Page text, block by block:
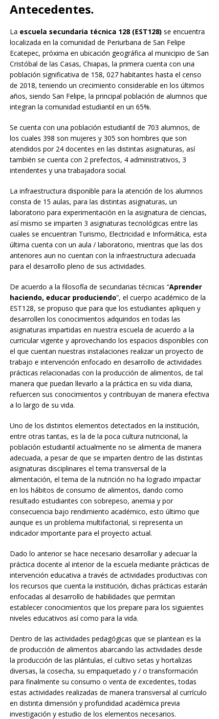
Antecedentes.
La escuela secundaria técnica 128 (EST128) se encuentra
localizada en la comunidad de Periurbana de San Felipe
Ecatepec, próxima en ubicación geográfica al municipio de San
Cristóbal de las Casas, Chiapas, la primera cuenta con una
población significativa de 158, 027 habitantes hasta el censo
de 2018, teniendo un crecimiento considerable en los últimos
años, siendo San Felipe, la principal población de alumnos que
integran la comunidad estudiantil en un 65%.
Se cuenta con una población estudiantil de 703 alumnos, de
los cuales 398 son mujeres y 305 son hombres que son
atendidos por 24 docentes en las distintas asignaturas, así
también se cuenta con 2 prefectos, 4 administrativos, 3
intendentes y una trabajadora social.
La infraestructura disponible para la atención de los alumnos
consta de 15 aulas, para las distintas asignaturas, un
laboratorio para experimentación en la asignatura de ciencias,
así mismo se imparten 3 asignaturas tecnológicas entre las
cuales se encuentran Turismo, Electricidad e Informática, esta
última cuenta con un aula / laboratorio, mientras que las dos
anteriores aun no cuentan con la infraestructura adecuada
para el desarrollo pleno de sus actividades.
De acuerdo a la filosofía de secundarias técnicas “Aprender
haciendo, educar produciendo”, el cuerpo académico de la
EST128, se propuso que para que los estudiantes apliquen y
desarrollen los conocimientos adquiridos en todas las
asignaturas impartidas en nuestra escuela de acuerdo a la
curricular vigente y aprovechando los espacios disponibles con
el que cuentan nuestras instalaciones realizar un proyecto de
trabajo e intervención enfocado en desarrollo de actividades
prácticas relacionadas con la producción de alimentos, de tal
manera que puedan llevarlo a la práctica en su vida diaria,
refuercen sus conocimientos y contribuyan de manera efectiva
a lo largo de su vida.
Uno de los distintos elementos detectados en la institución,
entre otras tantas, es la de la poca cultura nutricional, la
población estudiantil actualmente no se alimenta de manera
adecuada, a pesar de que se imparten dentro de las distintas
asignaturas disciplinares el tema transversal de la
alimentación, el tema de la nutrición no ha logrado impactar
en los hábitos de consumo de alimentos, dando como
resultado estudiantes con sobrepeso, anemia y por
consecuencia bajo rendimiento académico, esto último que
aunque es un problema multifactorial, si representa un
indicador importante para el proyecto actual.
Dado lo anterior se hace necesario desarrollar y adecuar la
práctica docente al interior de la escuela mediante prácticas de
intervención educativa a través de actividades productivas con
los recursos que cuenta la institución, dichas prácticas estarán
enfocadas al desarrollo de habilidades que permitan
establecer conocimientos que los prepare para los siguientes
niveles educativos así como para la vida.
Dentro de las actividades pedagógicas que se plantean es la
de producción de alimentos abarcando las actividades desde
la producción de las plántulas, el cultivo setas y hortalizas
diversas, la cosecha, su empaquetado y / o transformación
para finalmente su consumo o venta de excedentes, todas
estas actividades realizadas de manera transversal al currículo
en distinta dimensión y profundidad académica previa
investigación y estudio de los elementos necesarios.